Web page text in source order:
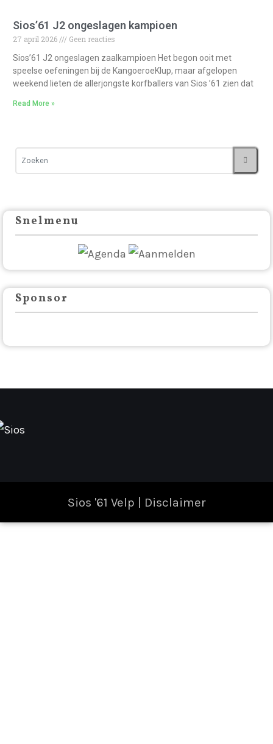
Sios’61 J2 ongeslagen kampioen
27 april 2026
Geen reacties
Sios’61 J2 ongeslagen zaalkampioen Het begon ooit met
speelse oefeningen bij de KangoeroeKlup, maar afgelopen
weekend lieten de allerjongste korfballers van Sios ’61 zien dat
Read More »
Snelmenu
Sponsor
Sios '61 Velp | Disclaimer